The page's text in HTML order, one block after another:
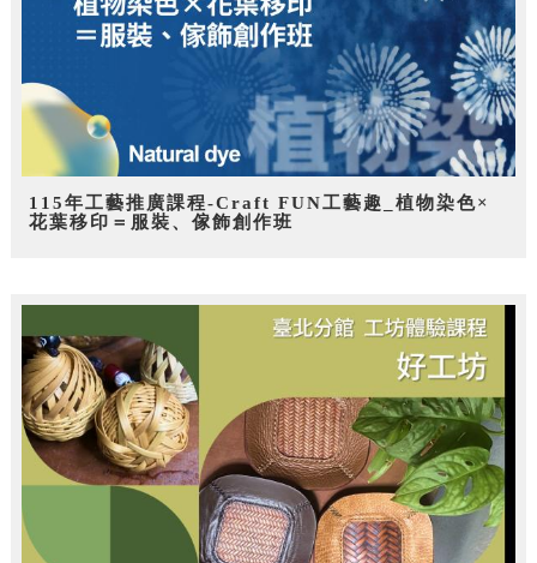
115年工藝推廣課程-Craft FUN工藝趣_植物染色×
花葉移印＝服裝、傢飾創作班